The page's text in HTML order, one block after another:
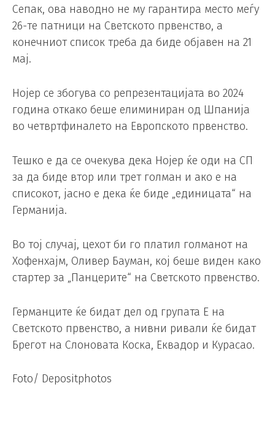
Сепак, ова наводно не му гарантира место меѓу
26-те патници на Светското првенство, а
конечниот список треба да биде објавен на 21
мај.
Нојер се збогува со репрезентацијата во 2024
година откако беше елиминиран од Шпанија
во четвртфиналето на Европското првенство.
Тешко е да се очекува дека Нојер ќе оди на СП
за да биде втор или трет голман и ако е на
списокот, јасно е дека ќе биде „единицата“ на
Германија.
Во тој случај, цехот би го платил голманот на
Хофенхајм, Оливер Бауман, кој беше виден како
стартер за „Панцерите“ на Светското првенство.
Германците ќе бидат дел од групата Е на
Светското првенство, а нивни ривали ќе бидат
Брегот на Слоновата Коска, Еквадор и Курасао.
Foto/ Depositphotos